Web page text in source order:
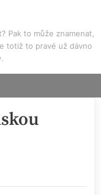
Pak to může znamenat,
totiž to pravé už dávno